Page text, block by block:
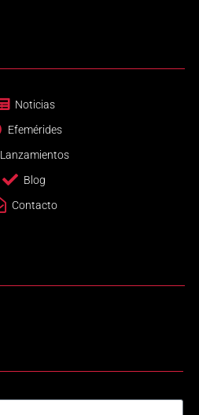
Noticias
Efemérides
Lanzamientos
Blog
Contacto